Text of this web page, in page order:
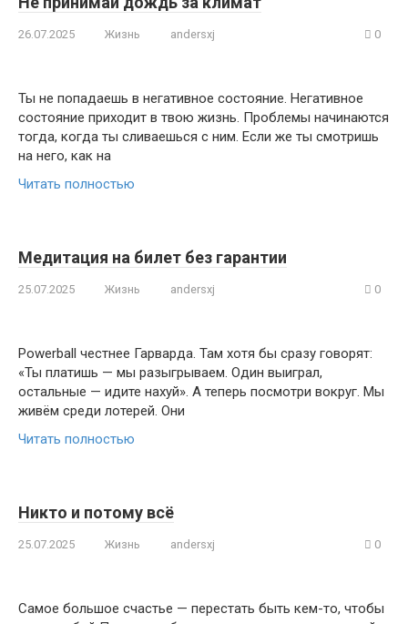
26.07.2025 Жизнь andersxj 0
Ты не попадаешь в негативное состояние. Негативное
состояние приходит в твою жизнь. Проблемы начинаются
тогда, когда ты сливаешься с ним. Если же ты смотришь
на него, как на
Читать полностью
Медитация на билет без гарантии
25.07.2025 Жизнь andersxj 0
Powerball честнее Гарварда. Там хотя бы сразу говорят:
«Ты платишь — мы разыгрываем. Один выиграл,
остальные — идите нахуй». А теперь посмотри вокруг. Мы
живём среди лотерей. Они
Читать полностью
Никто и потому всё
25.07.2025 Жизнь andersxj 0
Самое большое счастье — перестать быть кем-то, чтобы